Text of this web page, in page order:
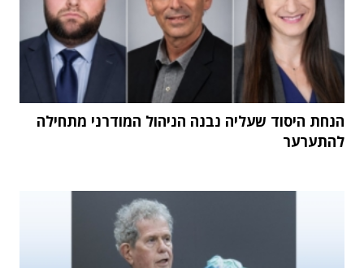
הנחת היסוד שעליה נבנה הניהול המודרני מתחילה
להתערער